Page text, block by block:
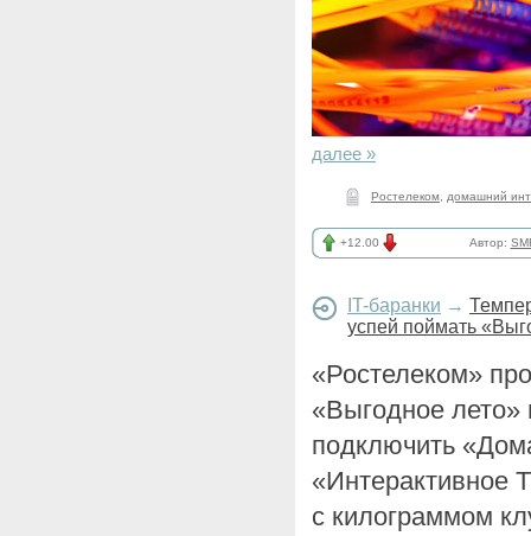
далее »
Ростелеком домашний
+12.00 Автор:
IT-баранки →
успей поймать
«Ростелеком»
«Выгодное лето»
подключить
«Интерактивное
с килограммом